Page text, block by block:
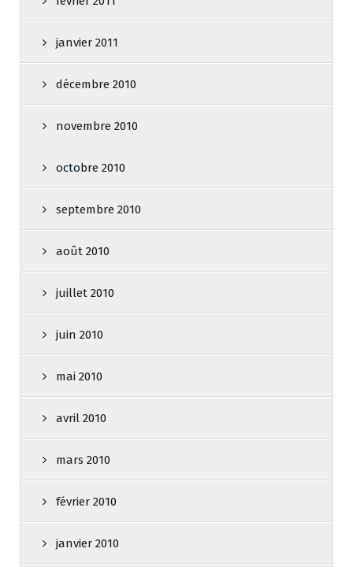
janvier 2011
décembre 2010
novembre 2010
octobre 2010
septembre 2010
août 2010
juillet 2010
juin 2010
mai 2010
avril 2010
mars 2010
février 2010
janvier 2010